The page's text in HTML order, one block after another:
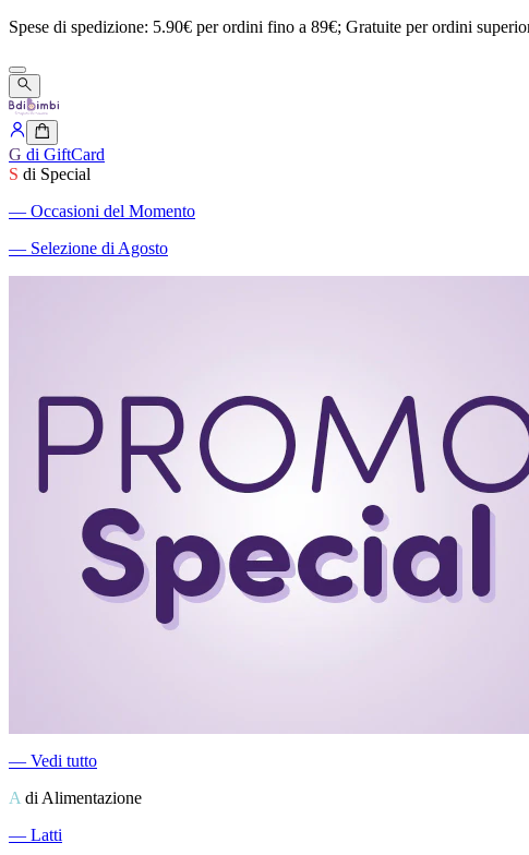
Spese di spedizione: 5.90€ perordini fino a 89€; Gratuite perordini
G di GiftCard
S di Special
― Occasioni del Momento
― Selezione di Agosto
― Vedi tutto
A di Alimentazione
― Latti